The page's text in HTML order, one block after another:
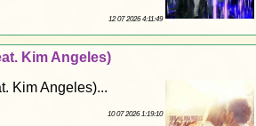
12 07 2026 4:11:49
Kim Angeles)
Kim Angeles)...
10 07 2026 1:19:10